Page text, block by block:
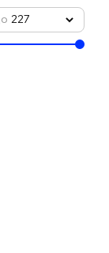
227